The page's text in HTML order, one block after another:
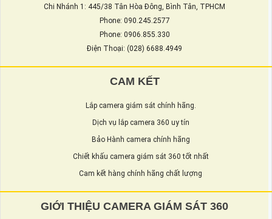
Chi Nhánh 1: 445/38 Tân Hòa Đông, Bình Tân, TPHCM
Phone: 090.245.2577
Phone: 0906.855.330
Điện Thoại: (028) 6688.4949
CAM KẾT
Lắp camera giám sát chính hãng.
Dịch vụ lắp camera 360 uy tín
Bảo Hành camera chính hãng
Chiết khấu camera giám sát 360 tốt nhất
Cam kết hàng chính hãng chất lượng
GIỚI THIỆU CAMERA GIÁM SÁT 360